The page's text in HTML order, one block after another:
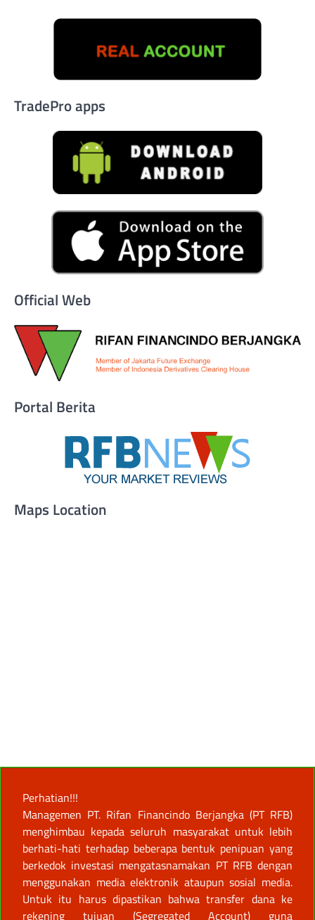
TradePro apps
Official Web
Portal Berita
Maps Location
Perhatian!!!
Managemen PT. Rifan Financindo Berjangka (PT RFB)
menghimbau kepada seluruh masyarakat untuk lebih
berhati-hati terhadap beberapa bentuk penipuan yang
berkedok investasi mengatasnamakan PT RFB dengan
menggunakan media elektronik ataupun sosial media.
Untuk itu harus dipastikan bahwa transfer dana ke
rekening tujuan (Segregated Account) guna